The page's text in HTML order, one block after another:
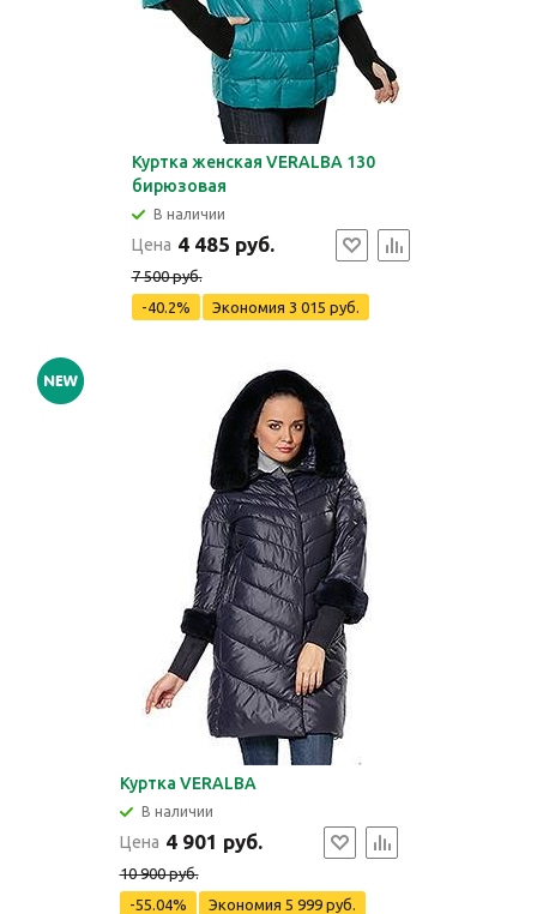
Куртка женская VERALBA 130
бирюзовая
В наличии
Цена 4 485 руб.
7 500 руб.
-40.2%
Экономия 3 015 руб.
Куртка VERALBA
В наличии
Цена 4 901 руб.
10 900 руб.
-55.04%
Экономия 5 999 руб.